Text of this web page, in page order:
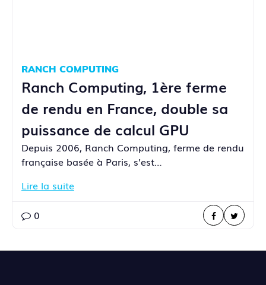
RANCH COMPUTING
Ranch Computing, 1ère ferme
de rendu en France, double sa
puissance de calcul GPU
Depuis 2006, Ranch Computing, ferme de rendu
française basée à Paris, s’est…
Lire la suite
0